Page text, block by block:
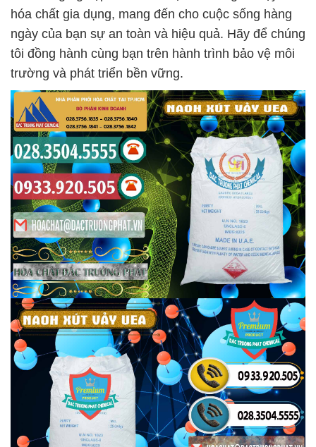
hóa chất gia dụng, mang đến cho cuộc sống hàng
ngày của bạn sự an toàn và hiệu quả. Hãy để chúng
tôi đồng hành cùng bạn trên hành trình bảo vệ môi
trường và phát triển bền vững.